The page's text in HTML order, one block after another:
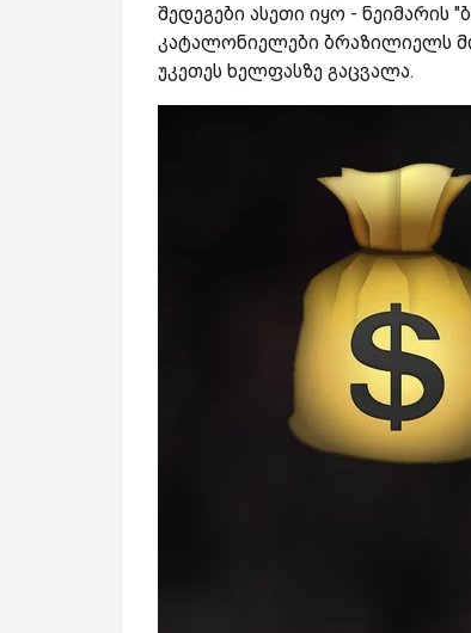
შედეგები ასეთი იყო - ნეიმარის
კატალონიელები ბრაზილიელს
უკეთეს ხელფასზე გაცვალა.